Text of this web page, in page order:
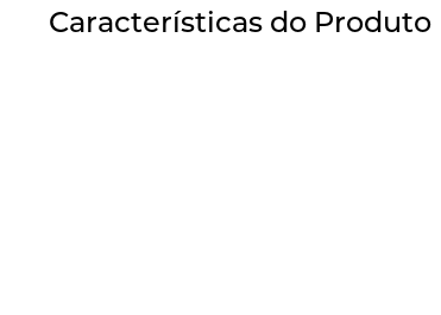
Características do Produto